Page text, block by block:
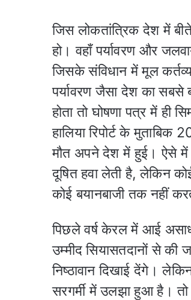
जिस लोकतांत्रिक देश में
हो। वहाँ पर्यावरण और
जिसके संविधान में मूल
पर्यावरण जैसा देश का सबसे
होता तो घोषणा पत्र में ही
हालिया रिपोर्ट के
मौत अपने देश में हुई। ऐसे में
दूषित हवा लेती है, लेकिन
कोई बयानबाजी तक नहीं
पिछले वर्ष केरल में आई
उम्मीद सियासतदानों से की
निष्ठावान दिखाई देंगे।
सरगर्मी में उलझा हुआ है। तो